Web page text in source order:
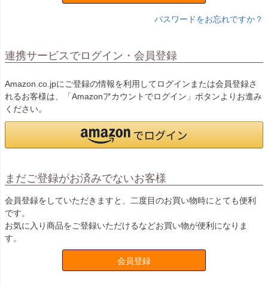
パスワードをお忘れですか？
連携サービスでログイン・会員登録
Amazon.co.jpにご登録の情報を利用してログインまたは会員登録さ
れるお客様は、「Amazonアカウントでログイン」ボタンよりお進み
ください。
まだご登録がお済みでないお客様
会員登録をしていただきますと、二度目のお買い物時にとても便利
です。
お気に入り商品をご登録いただけるなどお買い物が便利になりま
す。
会員登録